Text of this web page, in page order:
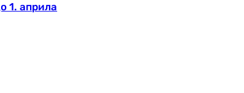
1. априла